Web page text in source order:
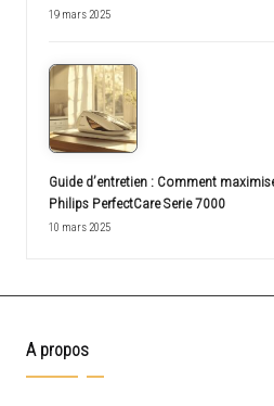
19 mars 2025
Guide d’entretien : Comment
Philips PerfectCare Serie 7000
10 mars 2025
A propos